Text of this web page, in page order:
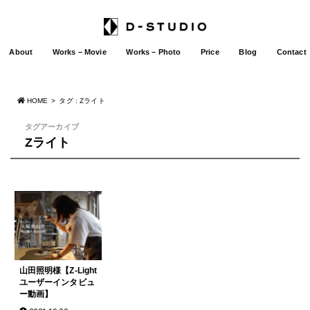
About Works – Movie Works – Photo Price Blog Contact
HOME タグ : Zライト
タグアーカイブ
Zライト
山田照明様【Z-Light
ユーザーインタビュ
ー動画】